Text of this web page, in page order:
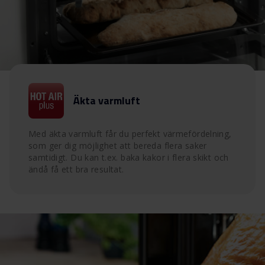
Äkta varmluft
Med äkta varmluft får du perfekt värmefördelning,
som ger dig möjlighet att bereda flera saker
samtidigt. Du kan t.ex. baka kakor i flera skikt och
ändå få ett bra resultat.